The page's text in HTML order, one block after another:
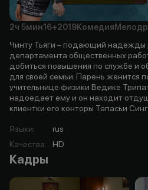
2ч 5мин16+2019Комедия
Чинту Тьяги – подающий надежды
департамента общественных
добиться повышения по службе и
для своей семьи. Парень женится
учительнице физики Ведике
надоедает ему и он находит
клиентки его конторы Тапасьи
Языки:
rus
Качества: HD
Кадры